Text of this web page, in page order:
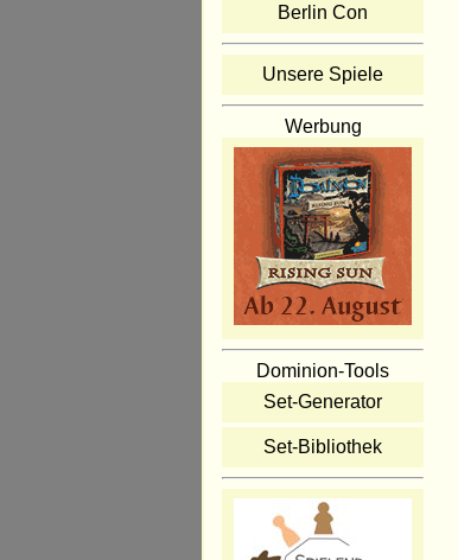
Berlin Con
Unsere Spiele
Werbung
Dominion-Tools
Set-Generator
Set-Bibliothek